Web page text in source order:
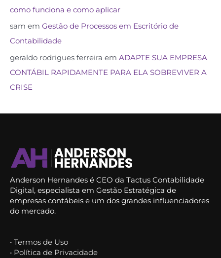
como funciona e como aplicar
sam em Gestão de Processos em Escritório de
Contabilidade
geraldo rodrigues ferreira em ADAPTE SUA EMPRESA
CONTÁBIL RAPIDAMENTE PARA ELA SOBREVIVER A
CRISE
Anderson Hernandes é CEO da Tactus Contabilidade
Digital, especialista em Gestão Estratégica de
empresas contábeis e um dos grandes influenciadores
do mercado.
• Termos de Uso
• Política de Privacidade